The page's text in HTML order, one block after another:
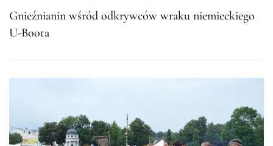
Gnieźnianin wśród odkrywców wraku niemieckiego
U-Boota